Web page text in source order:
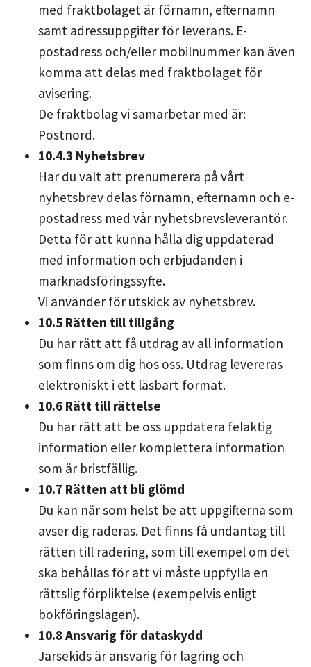
med fraktbolaget är förnamn, efternamn
samt adressuppgifter för leverans. E-
postadress och/eller mobilnummer kan även
komma att delas med fraktbolaget för
avisering.
De fraktbolag vi samarbetar med är:
Postnord.
10.4.3 Nyhetsbrev
Har du valt att prenumerera på vårt
nyhetsbrev delas förnamn, efternamn och e-
postadress med vår nyhetsbrevsleverantör.
Detta för att kunna hålla dig uppdaterad
med information och erbjudanden i
marknadsföringssyfte.
Vi använder för utskick av nyhetsbrev.
10.5 Rätten till tillgång
Du har rätt att få utdrag av all information
som finns om dig hos oss. Utdrag levereras
elektroniskt i ett läsbart format.
10.6 Rätt till rättelse
Du har rätt att be oss uppdatera felaktig
information eller komplettera information
som är bristfällig.
10.7 Rätten att bli glömd
Du kan när som helst be att uppgifterna som
avser dig raderas. Det finns få undantag till
rätten till radering, som till exempel om det
ska behållas för att vi måste uppfylla en
rättslig förpliktelse (exempelvis enligt
bokföringslagen).
10.8 Ansvarig för dataskydd
Jarsekids är ansvarig för lagring och